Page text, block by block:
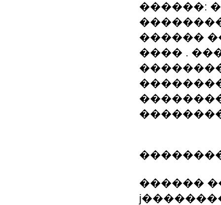
������:
������
���� .
������
ϳ���������,